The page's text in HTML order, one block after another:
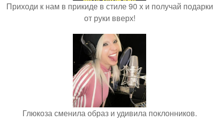
Приходи к нам в прикиде в стиле 90 х и получай подарки
от руки вверх!
Глюкоза сменила образ и удивила поклонников.